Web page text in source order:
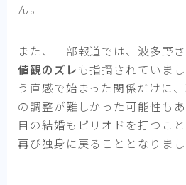
ん。
また、一部報道では、波多野
値観のズレも指摘されていま
う直感で始まった関係だけに
の調整が難しかった可能性も
目の結婚もピリオドを打つこ
再び独身に戻ることとなりまし